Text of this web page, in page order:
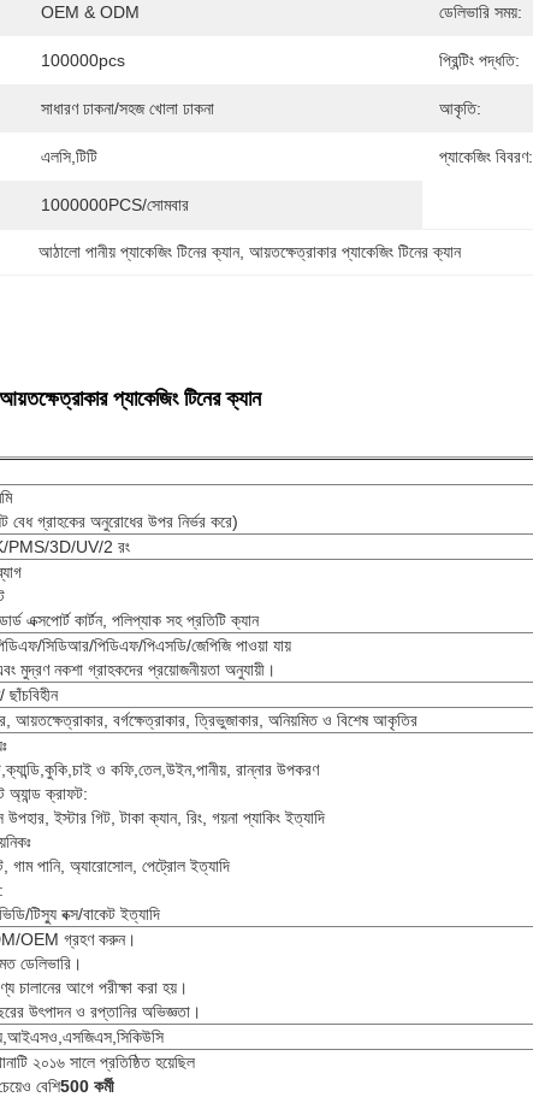
OEM & ODM ডেলিভারি সময়:
100000pcs প্রিন্টিং পদ্ধতি:
সাধারণ ঢাকনা/সহজ খোলা ঢাকনা আকৃতি:
এলসি,টিটি প্যাকেজিং বিবরণ:
1000000PCS/সোমবার
আঠালো পানীয় প্যাকেজিং টিনের ক্যান, আয়তক্ষেত্রাকার প্যাকেজিং টিনের ক্যান
প্যাকেজিং টিনের ক্যান
বেধ গ্রাহকের অনুরোধের উপর নির্ভর করে)
PMS/3D/UV/2 রং
এক্সপোর্ট কার্টন, পলিপ্যাক সহ প্রতিটি ক্যান
সিডিআর/পিডিএফ/পিএসডি/জেপিজি পাওয়া যায়
মুদ্রণ নকশা গ্রাহকদের প্রয়োজনীয়তা অনুযায়ী।
ছাঁচবিহীন
আয়তক্ষেত্রাকার, বর্গক্ষেত্রাকার, ত্রিভুজাকার, অনিয়মিত ও বিশেষ আকৃতির
ও কফি,তেল,উইন,পানীয়, রান্নার উপকরণ
অ্যান্ড ক্রাফট:
উপহার, ইস্টার গিট, টাকা ক্যান, রিং, গয়না প্যাকিং ইত্যাদি
গাম পানি, অ্যারোসোল, পেট্রোল ইত্যাদি
টিস্যু বক্স/বাকেট ইত্যাদি
OEM গ্রহণ করুন।
ডেলিভারি।
চালানের আগে পরীক্ষা করা হয়।
উৎপাদন ও রপ্তানির অভিজ্ঞতা।
২০১৬ সালে প্রতিষ্ঠিত হয়েছিল
বেশি500 কর্মী